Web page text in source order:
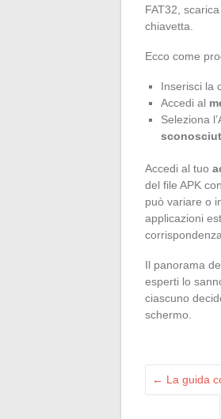
FAT32,
chiavetta.
Ecco come
Inserisci la
Accedi al
Seleziona
Accedi al tuo
del file APK
può variare o
applicazioni
Il panorama
esperti lo
ciascuno
schermo.
← La guida